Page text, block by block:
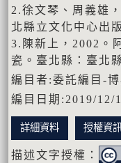
2.徐文琴、周義雄
北縣立文化中心出
3.陳新上，2002。
瓷。臺北縣：臺北
編目者:委託編目-
編目日期:2019/12/
詳細資料 授權資
描述文字授權：